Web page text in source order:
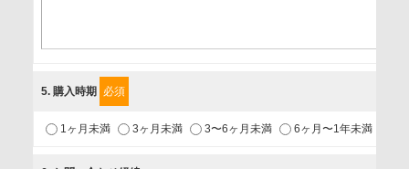
1.当社が取り扱う商品・サービスに関するご案内
2.当社が開催（主催・共催・協賛）するセミナーなど、各種イ
5. 購入時期 必須
1ヶ月未満 3ヶ月未満 3〜6ヶ月未満 6ヶ月〜1年未満